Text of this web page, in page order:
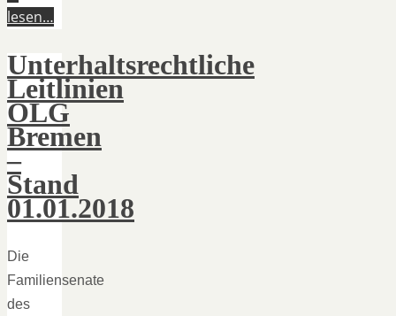
lesen…
Unterhaltsrechtliche
Leitlinien
OLG
Bremen
–
Stand
01.01.2018
Die
Familiensenate
des